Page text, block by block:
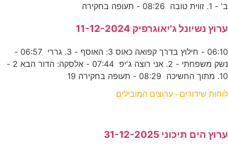
ב' - 1. זווית טובה 08:26 - תעופה בחקירה
ערוץ נשיונל ג'יאוגרפיק 11-12-2024
06:10 - חילוץ בדרך קפואה כאוס 3: האוסף - 3. גררי 06:57 -
נשק משפחתי - 2. אני רוצה ג'יפ 07:44 - אלסקה: הדור הבא 2 -
10. מתוך החשיכה 08:29 - תעופה בחקירה 19
לוחות שידורים - ערוצים המובילים
ערוץ הים תיכוני 31-12-2025